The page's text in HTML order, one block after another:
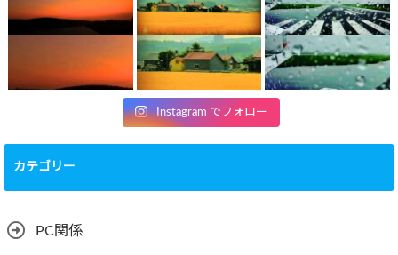
Instagram でフォロー
カテゴリー
PC関係